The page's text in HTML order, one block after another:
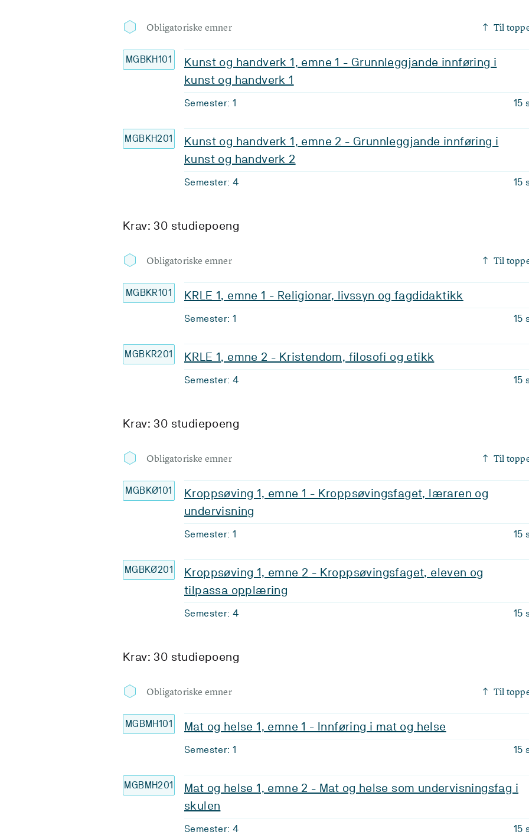
Obligatoriske emner Til
MGBKH101
Kunst og handverk 1, emne 1 - Grunnleggjande innføring i
kunst og handverk 1
Semester: 1 15
MGBKH201
Kunst og handverk 1, emne 2 - Grunnleggjande innføring i
kunst og handverk 2
Semester: 4 15
Krav: 30 studiepoeng
Obligatoriske emner Til
MGBKR101 KRLE 1, emne 1 - Religionar, livssyn og fagdidaktikk
Semester: 1 15
MGBKR201 KRLE 1, emne 2 - Kristendom, filosofi og etikk
Semester: 4 15
Krav: 30 studiepoeng
Obligatoriske emner Til
MGBKØ101
Kroppsøving 1, emne 1 - Kroppsøvingsfaget, læraren og
undervisning
Semester: 1 15
MGBKØ201
Kroppsøving 1, emne 2 - Kroppsøvingsfaget, eleven og
tilpassa opplæring
Semester: 4 15
Krav: 30 studiepoeng
Obligatoriske emner Til
MGBMH101 Mat og helse 1, emne 1 - Innføring i mat og helse
Semester: 1 15
MGBMH201
Mat og helse 1, emne 2 - Mat og helse som undervisningsfag i
skulen
Semester: 4 15